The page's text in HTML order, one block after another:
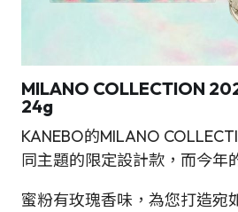
MILANO COLLECTION
24g
KANEBO的MILANO
同主題的限定設計款，而今年
蜜粉有玫瑰香味，為您打造宛